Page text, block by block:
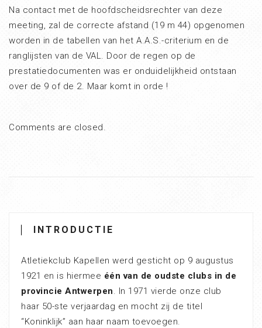
Na contact met de hoofdscheidsrechter van deze
meeting, zal de correcte afstand (19 m 44) opgenomen
worden in de tabellen van het A.A.S.-criterium en de
ranglijsten van de VAL. Door de regen op de
prestatiedocumenten was er onduidelijkheid ontstaan
over de 9 of de 2. Maar komt in orde !
Comments are closed.
INTRODUCTIE
Atletiekclub Kapellen werd gesticht op 9 augustus
1921 en is hiermee één van de oudste clubs in de
provincie Antwerpen. In 1971 vierde onze club
haar 50-ste verjaardag en mocht zij de titel
“Koninklijk” aan haar naam toevoegen.